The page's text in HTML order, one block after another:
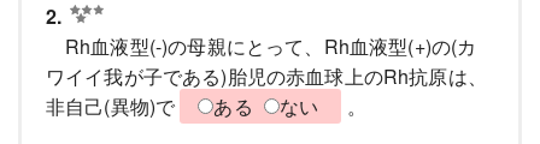
2.
Rh血液型(-)の母親にとって、Rh血液型(+)の(カ
ワイイ我が子である)胎児の赤血球上のRh抗原は、
非自己(異物)で
ある ない
。